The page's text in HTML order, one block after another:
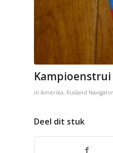
Kampioenstrui
in Amerika, Rusland
Deel dit stuk